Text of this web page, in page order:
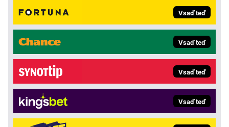
Vsaď teď
Vsaď teď
Vsaď teď
Vsaď teď